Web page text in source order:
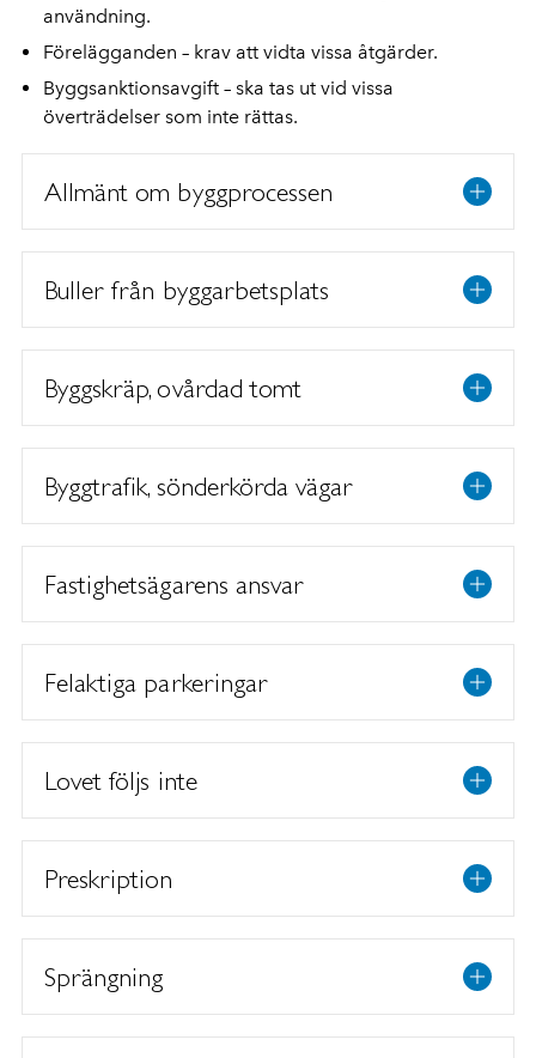
användning.
Förelägganden – krav att vidta vissa åtgärder.
Byggsanktionsavgift – ska tas ut vid vissa
överträdelser som inte rättas.
Allmänt om byggprocessen
Buller från byggarbetsplats
Byggskräp, ovårdad tomt
Byggtrafik, sönderkörda vägar
Fastighetsägarens ansvar
Felaktiga parkeringar
Lovet följs inte
Preskription
Sprängning